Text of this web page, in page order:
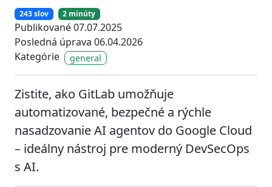
243 slov 2 minúty
Publikované 07.07.2025
Posledná úprava 06.04.2026
Kategórie
general
Zistite, ako GitLab umožňuje
automatizované, bezpečné a rýchle
nasadzovanie AI agentov do Google Cloud
– ideálny nástroj pre moderný DevSecOps
s AI.